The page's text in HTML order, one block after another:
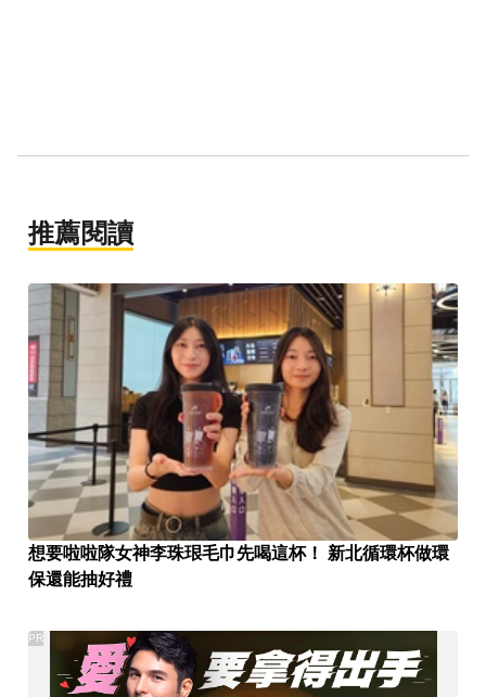
推薦閱讀
想要啦啦隊女神李珠珢毛巾先喝這杯！ 新北循環杯做環
保還能抽好禮
PR